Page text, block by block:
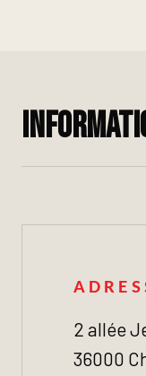
2 allée
36000